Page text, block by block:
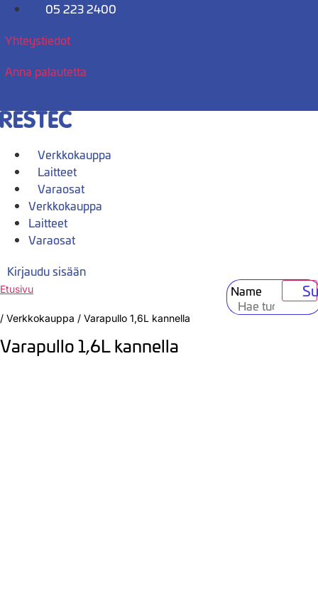
Mene
05 223 2400
Yhteystiedot
Anna palautetta
Verkkokauppa
Laitteet
Varaosat
Verkkokauppa
Laitteet
Varaosat
Kirjaudu sisään
Name
Etusivu
/ Verkkokauppa / Varapullo 1,6L kannella
Varapullo 1,6L kannella